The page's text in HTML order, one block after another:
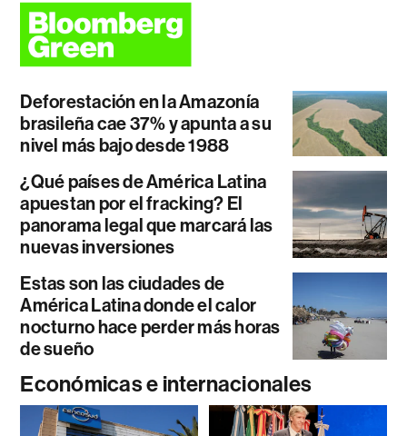
Deforestación en la Amazonía
brasileña cae 37% y apunta a su
nivel más bajo desde 1988
¿Qué países de América Latina
apuestan por el fracking? El
panorama legal que marcará las
nuevas inversiones
Estas son las ciudades de
América Latina donde el calor
nocturno hace perder más horas
de sueño
Económicas e internacionales